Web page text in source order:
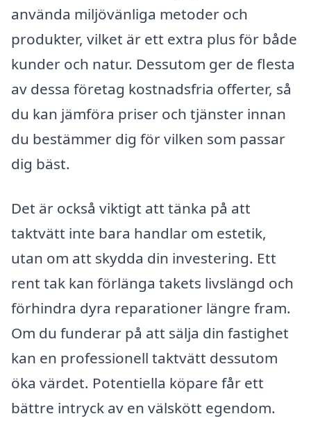
använda miljövänliga metoder och
produkter, vilket är ett extra plus för både
kunder och natur. Dessutom ger de flesta
av dessa företag kostnadsfria offerter, så
du kan jämföra priser och tjänster innan
du bestämmer dig för vilken som passar
dig bäst.
Det är också viktigt att tänka på att
taktvätt inte bara handlar om estetik,
utan om att skydda din investering. Ett
rent tak kan förlänga takets livslängd och
förhindra dyra reparationer längre fram.
Om du funderar på att sälja din fastighet
kan en professionell taktvätt dessutom
öka värdet. Potentiella köpare får ett
bättre intryck av en välskött egendom.